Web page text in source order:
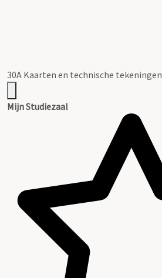
30A Kaarten en technische tekeningen
Mijn Studiezaal